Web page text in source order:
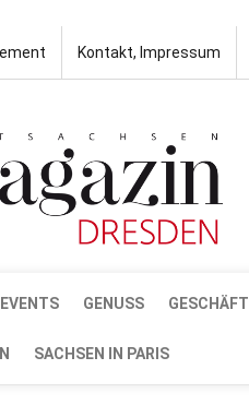
Kontakt, Impressum
EVENTS GENUSS GESCHÄFT
SACHSEN IN PARIS